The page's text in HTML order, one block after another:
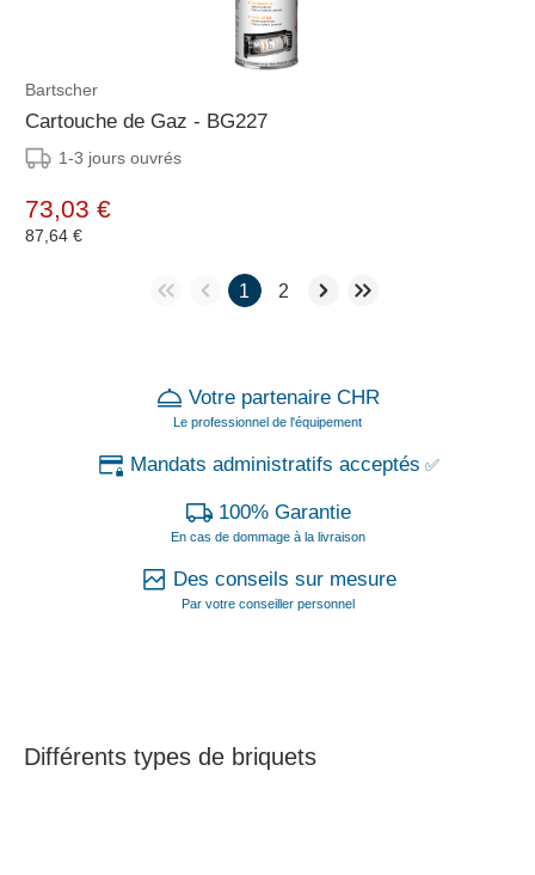
Bartscher
Cartouche de Gaz - BG227
1-3 jours ouvrés
73,03 €
87,64 €
1 2
Votre partenaire CHR
Le professionnel de l'équipement
Mandats administratifs acceptés ✅
100% Garantie
En cas de dommage à la livraison
Des conseils sur mesure
Par votre conseiller personnel
Différents types de briquets